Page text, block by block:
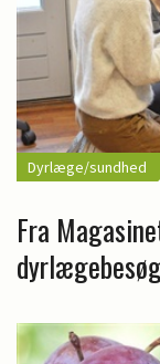
Dyrlæge/sundhed
Fra